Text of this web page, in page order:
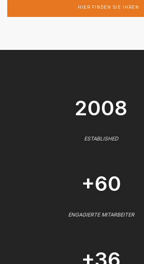
HIER FINDEN SIE IHREN
2008
ESTABLISHED
+60
ENGAGIERTE MITARBEITER